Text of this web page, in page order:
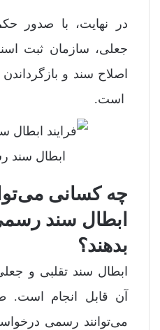
در نهایت، با صدور
جعلی، سازمان ثبت
اصلاح سند و
است.
ابطال سند
چه کسانی
ابطال سند
بدهند؟
ابطال سند تقلبی و
آن قابل انجام است.
می‌توانند رسمی